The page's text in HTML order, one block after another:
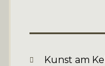
Categories
Kunst am